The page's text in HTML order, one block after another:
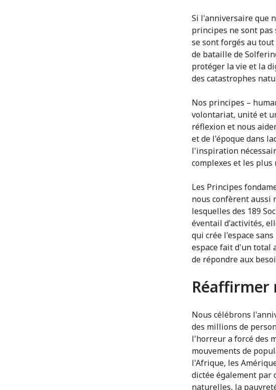
Si l'anniversaire que
principes ne sont
se sont forgés au
de bataille de
protéger la vie et la
des catastrophes
Nos principes –
volontariat, unité et
réflexion et nous
et de l'époque dans
l'inspiration
complexes et les
Les Principes
nous confèrent
lesquelles des 189
éventail d'activités,
qui crée l'espace
espace fait d'un total
de répondre aux
Nous célébrons
des millions de
l'horreur a forcé des
mouvements de
l'Afrique, les
dictée également par
naturelles, la